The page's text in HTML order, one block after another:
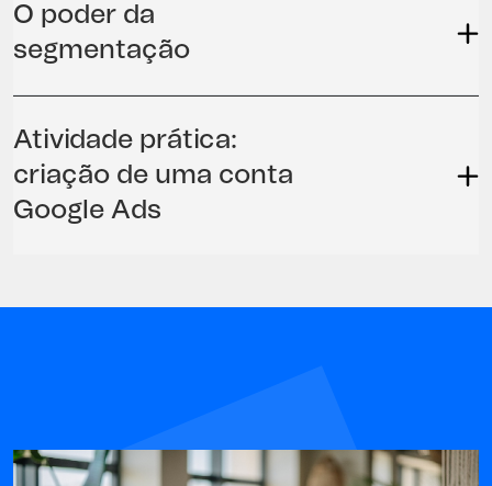
O poder da
segmentação
Atividade prática:
criação de uma conta
Google Ads